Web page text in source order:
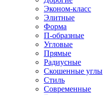
Эконом-класс
Элитные
Форма
П-образные
Угловые
Прямые
Радиусные
Скошенные углы
Стиль
Современные